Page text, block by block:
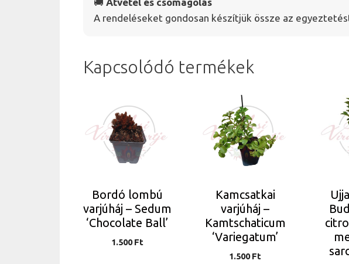
🚚 Átvétel és csomagolás
A rendeléseket gondosan készítjük össze az
Kapcsolódó termékek
Bordó lombú
varjúháj – Sedum
‘Chocolate Ball’
1.500Ft
Kamcsatkai
varjúháj –
Kamtschaticum
‘Variegatum’
1.500Ft